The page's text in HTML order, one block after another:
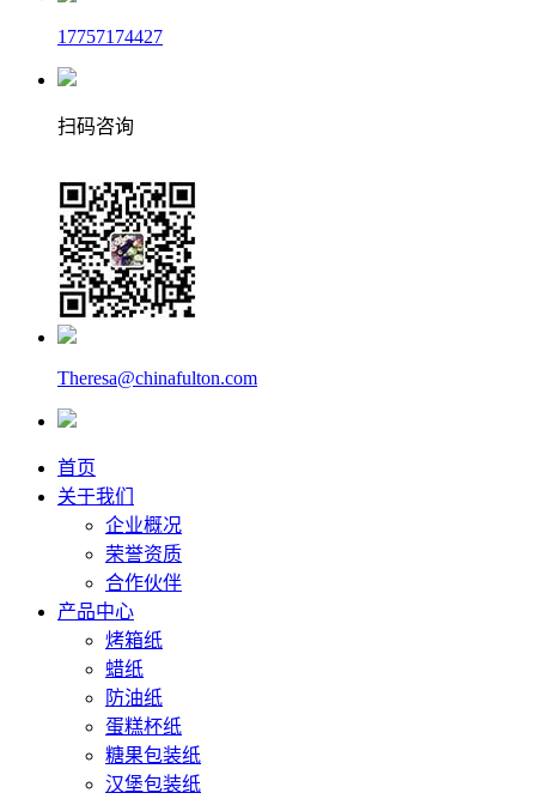
17757174427
扫码咨询
Theresa@chinafulton.com
首页
关于我们
企业概况
荣誉资质
合作伙伴
产品中心
烤箱纸
蜡纸
防油纸
蛋糕杯纸
糖果包装纸
汉堡包装纸